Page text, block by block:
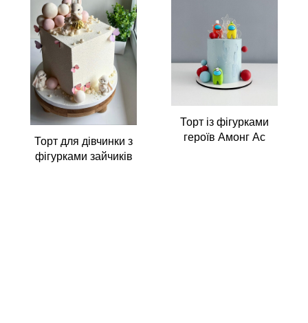
Торт для дівчинки з
фігурками зайчиків
Торт із фігурками
героїв Амонг Ас